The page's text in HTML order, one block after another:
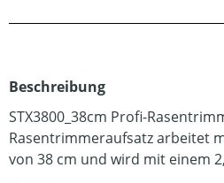
Beschreibung
STX3800_38cm Profi-
Rasentrimmeraufsatz arbeitet
von 38 cm und wird mit einem